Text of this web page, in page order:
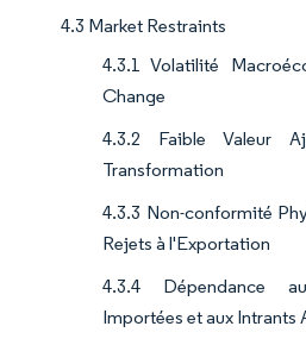
4.3 Market Restraints
4.3.1 Volatilité
Change
4.3.2 Faible Valeur
Transformation
4.3.3 Non-conformité
Rejets à l'Exportation
4.3.4 Dépendance
Importées et aux Intrants